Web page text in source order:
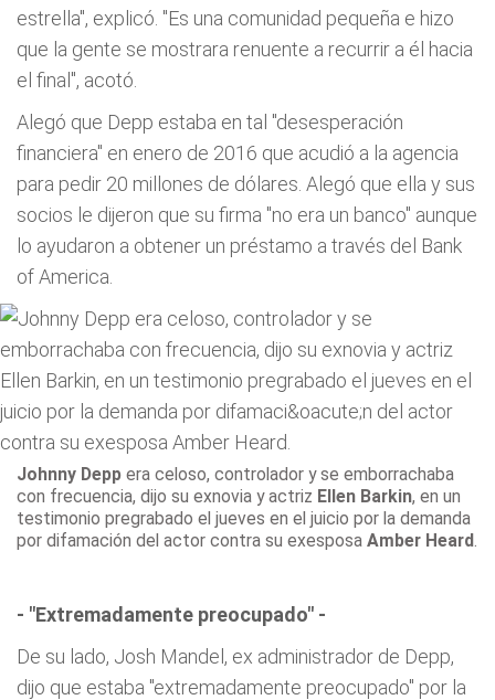
estrella", explicó. "Es una comunidad pequeña e hizo
que la gente se mostrara renuente a recurrir a él hacia
el final", acotó.
Alegó que Depp estaba en tal "desesperación
financiera" en enero de 2016 que acudió a la agencia
para pedir 20 millones de dólares. Alegó que ella y sus
socios le dijeron que su firma "no era un banco" aunque
lo ayudaron a obtener un préstamo a través del Bank
of America.
Johnny Deppera celoso, controlador y se emborrachaba
con frecuencia, dijo su exnovia y actriz Ellen Barkin, en un
testimonio pregrabado el jueves en el juicio por la demanda
por difamación del actor contra su exesposa Amber Heard.
- "Extremadamente preocupado" -
De su lado, Josh Mandel, ex administrador de Depp,
dijo que estaba "extremadamente preocupado" por la